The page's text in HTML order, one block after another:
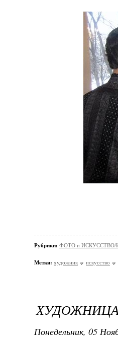
Рубрики: ФОТО и ИСКУССТВО/
Метки: художник искусство
ХУДОЖНИЦА
Понедельник, 05